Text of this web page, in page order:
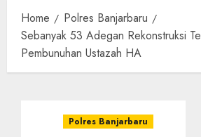
Home
Polres Banjarbaru
Sebanyak 53 Adegan Rekonstruksi
Pembunuhan Ustazah HA
Polres Banjarbaru